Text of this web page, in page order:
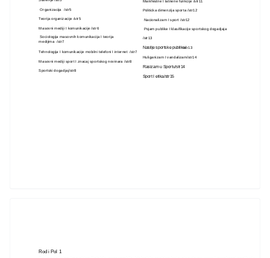
Organizacija /str5
Teorija organizacije /str5
Masovni mediji I komunikacije /str6
Sociologija masovnih komunikacija I teorija
medijima /str7
Tehnologija I komunikacije mobilni telefoni I internet /str7
Masovni mediji sport I znacaj sportskog novinara /str8
Sportski dogadjaj/str8
Manifestne I latnene funkcije /str11
Politicka dimenzija sporta /str12
Nacionalizam I sport /str12
Pojam publike I klasifikacije sportskog dogadjaja
/str13
Nasilje sportske publike/str13
Huliganizam I vandalizam/str14
Rasizam u Sportu/str14
Sport I etika/str15
Rod i Pol 1